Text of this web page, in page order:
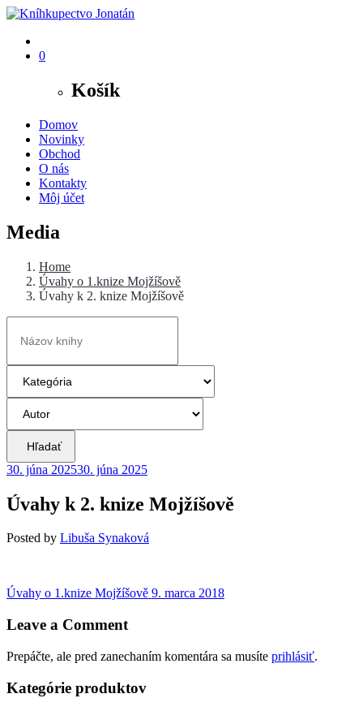
0
Košík
Domov
Novinky
Obchod
O nás
Kontakty
Môj účet
Media
Home
Úvahy o 1.knize Mojžíšově
Úvahy k 2. knize Mojžíšově
Hľadať
30. júna 202530. júna 2025
Úvahy k 2. knize Mojžíšově
Posted by Libuša Synaková
Navigácia
v
Úvahy o 1.knize Mojžíšově Previous
9. marca 2018
Leave a Comment
Prepáčte, ale pred zanechaním komentára sa musíte prihlásiť.
Kategórie produktov